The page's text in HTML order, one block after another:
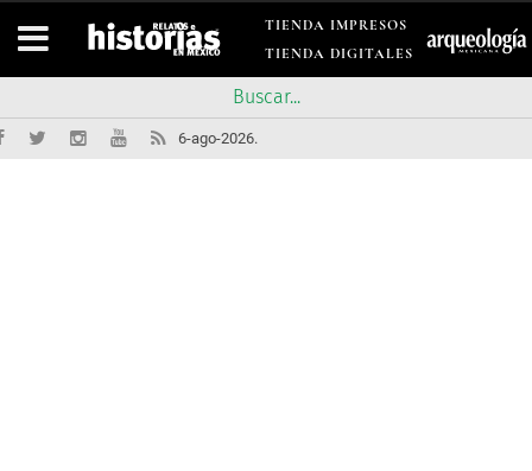
TIENDA IMPRESOS
TIENDA DIGITALES
6-ago-2026.